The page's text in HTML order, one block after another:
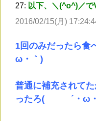
27: 以下、＼(^o^)／
2016/02/15(月)
1回のみだったら食
ω・｀)
普通に補充されて
ったろ( ´・